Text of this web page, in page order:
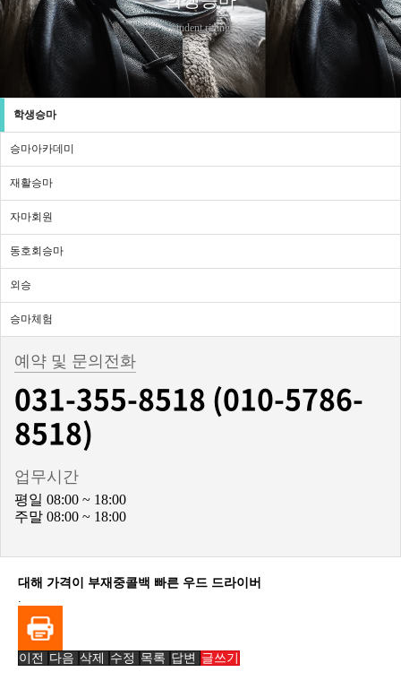
student riding
학생승마
승마아카데미
재활승마
자마회원
동호회승마
외승
승마체험
예약 및 문의전화
031-355-8518 (010-5786-
8518)
업무시간
평일 08:00 ~ 18:00
주말 08:00 ~ 18:00
대해 가격이 부재중콜백 빠른 우드 드라이버
.
이전 다음 삭제 수정 목록 답변 글쓰기